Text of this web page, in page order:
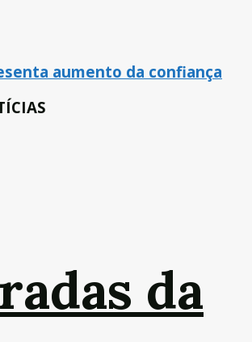
aumento da confiança
da